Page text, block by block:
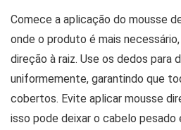
Comece a aplicação do mousse
onde o produto é mais
direção à raiz. Use os dedos para
uniformemente, garantindo que
cobertos. Evite aplicar mousse
isso pode deixar o cabelo pesado